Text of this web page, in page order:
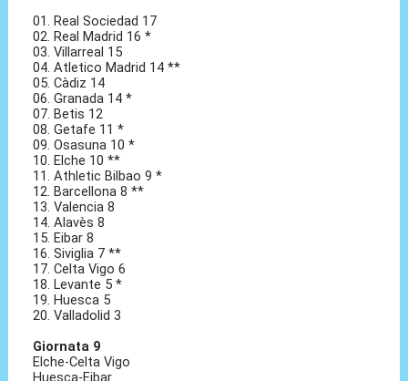
01. Real Sociedad 17
02. Real Madrid 16 *
03. Villarreal 15
04. Atletico Madrid 14 **
05. Càdiz 14
06. Granada 14 *
07. Betis 12
08. Getafe 11 *
09. Osasuna 10 *
10. Elche 10 **
11. Athletic Bilbao 9 *
12. Barcellona 8 **
13. Valencia 8
14. Alavès 8
15. Eibar 8
16. Siviglia 7 **
17. Celta Vigo 6
18. Levante 5 *
19. Huesca 5
20. Valladolid 3
Giornata 9
Elche-Celta Vigo
Huesca-Eibar